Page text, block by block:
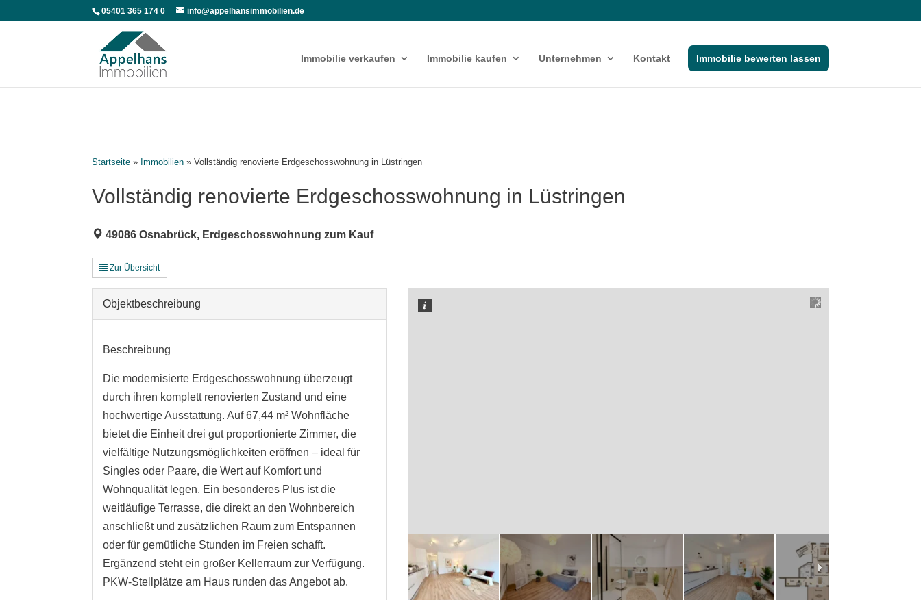
05401 365 174 0 info@appelhansimmobilien.de
Immobilie verkaufen Immobilie kaufen Unternehmen Kontakt Immobilie bewerten lassen
Startseite » Immobilien »Vollständig renovierte Erdgeschosswohnung in Lüstringen
Vollständig renovierte Erdgeschosswohnung in Lüstringen
49086 Osnabrück, Erdgeschosswohnung zum Kauf
Zur Übersicht
Objekt­beschreibung
Beschreibung
Die modernisierte Erdgeschosswohnung überzeugt
durch ihren komplett renovierten Zustand und eine
hochwertige Ausstattung. Auf 67,44 m² Wohnfläche
bietet die Einheit drei gut proportionierte Zimmer, die
vielfältige Nutzungsmöglichkeiten eröffnen – ideal für
Singles oder Paare, die Wert auf Komfort und
Wohnqualität legen. Ein besonderes Plus ist die
weitläufige Terrasse, die direkt an den Wohnbereich
anschließt und zusätzlichen Raum zum Entspannen
oder für gemütliche Stunden im Freien schafft.
Ergänzend steht ein großer Kellerraum zur Verfügung.
PKW-Stellplätze am Haus runden das Angebot ab.